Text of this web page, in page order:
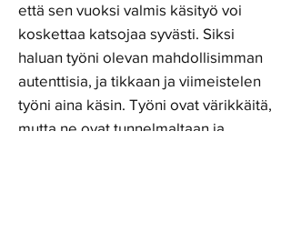
että sen vuoksi valmis käsityö voi
koskettaa katsojaa syvästi. Siksi
haluan työni olevan mahdollisimman
autenttisia, ja tikkaan ja viimeistelen
työni aina käsin. Työni ovat värikkäitä,
mutta ne ovat tunnelmaltaan ja